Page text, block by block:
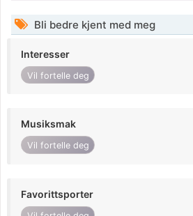
Bli bedre kjent med meg
Interesser
Vil fortelle deg
Musiksmak
Vil fortelle deg
Favorittsporter